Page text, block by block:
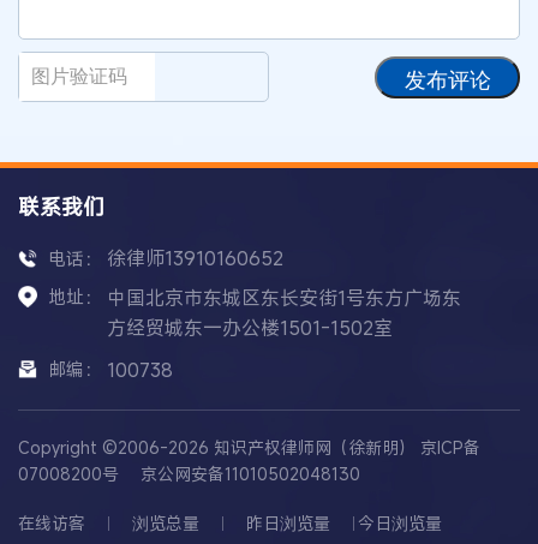
发布评论
联系我们
电话： 徐律师13910160652
地址：
中国北京市东城区东长安街1号东方广场东
方经贸城东一办公楼1501-1502室
邮编： 100738
Copyright ©2006-2026 知识产权律师网（徐新明） 京ICP备
07008200号
京公网安备11010502048130
在线访客 浏览总量 昨日浏览量 今日浏览量